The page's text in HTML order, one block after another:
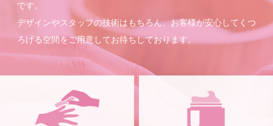
です。
デザインやスタッフの技術はもちろん、お客様が安心してくつ
ろげる空間をご用意してお待ちしております。